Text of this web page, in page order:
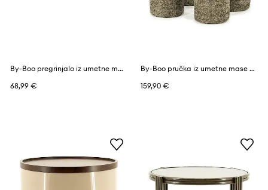
By-Boo pregrinjalo iz umetne mase 170 x 130 cm
68,99 €
By-Boo pručka iz umetne mase 42,5 x 42,5 x 47 cm
159,90 €